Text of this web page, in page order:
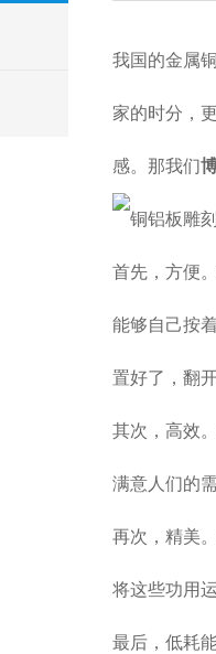
我国的金属
家的时分，
感。那我们
首先，方便
能够自己按
置好了，翻
其次，高效
满意人们的需
再次，精美
将这些功用
最后，低耗